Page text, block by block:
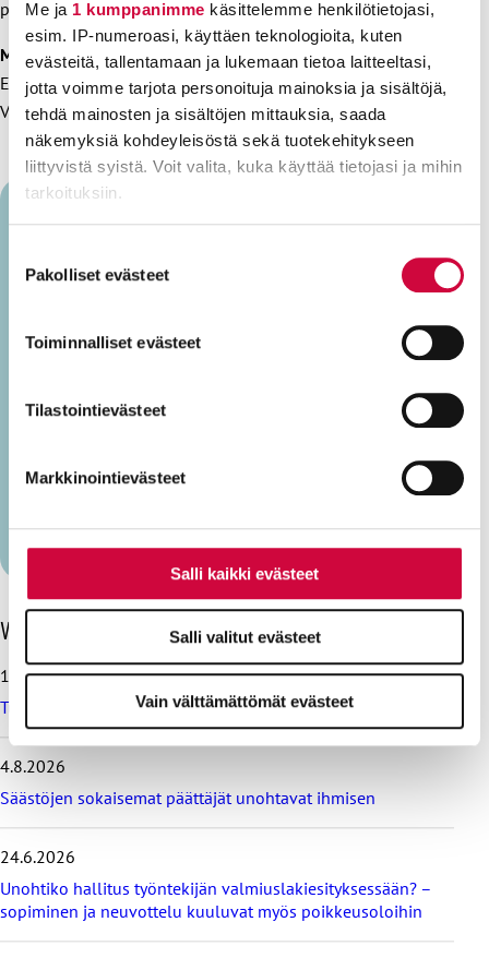
Me ja 1 kumppanimme käsittelemme henkilötietojasi,
esim. IP-numeroasi, käyttäen teknologioita, kuten
evästeitä, tallentamaan ja lukemaan tietoa laitteeltasi,
jotta voimme tarjota personoituja mainoksia ja sisältöjä,
tehdä mainosten ja sisältöjen mittauksia, saada
näkemyksiä kohdeyleisöstä sekä tuotekehitykseen
liittyvistä syistä. Voit valita, kuka käyttää tietojasi ja mihin
tarkoituksiin.
voit määrittää asetuksesi
. Voit muuttaa
parantavia, ja osaa käytetään tilastointi- tai
valinta
Pakolliset evästeet
Toiminnalliset evästeet
Tilastointievästeet
Markkinointievästeet
Salli kaikki evästeet
Salli valitut evästeet
Vain välttämättömät evästeet
palvelu.
Muista käydä äänestämässä aluevaaleissa!
Ennakkoäänestys on käynnissä ja se jatkuu 18.1. asti.
Varsinainen vaalipäivä on sunnuntaina 23. tammikuuta.
Päivi Niemi-Laine
Päivi Niemi-Laine on JHL:n nykyinen
palveluista. Politiikan suurkuluttaja.
Hyvä ja oikeudenmukainen elämä kuuluu kaikille.
Näytä lisää kirjoittajalta (32)
O
h
i
a
v
m
s
i
m
Viimeisimmät blogit
10.8.2026
Tulevaisuudenuskoa työelämästä?
4.8.2026
Säästöjen sokaisemat päättäjät unohtavat ihmisen
24.6.2026
Unohtiko hallitus työntekijän valmiuslakiesityksessään? –
sopiminen ja neuvottelu kuuluvat myös poikkeusoloihin